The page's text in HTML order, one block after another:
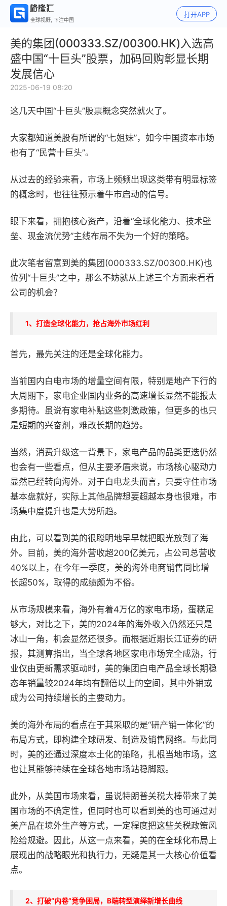
全球视野, 下注中国
打开APP
美的集团(000333.SZ/00300.HK)入选高
盛中国“十巨头”股票，加码回购彰显长期
发展信心
2025-06-19 08:20
这几天中国“十巨头”股票概念突然就火了。
大家都知道美股有所谓的“七姐妹”，如今中国资本市场
也有了“民营十巨头”。
从过去的经验来看，市场上频频出现这类带有明显标签
的概念时，也往往预示着牛市启动的信号。
眼下来看，拥抱核心资产，沿着“全球化能力、技术壁
垒、现金流优势”主线布局不失为一个好的策略。
此次笔者留意到美的集团 (000333.SZ/00300.HK)也
位列“十巨头”之中，那么不妨就从上述三个方面来看看
公司的机会？
1、打造全球化能力，抢占海外市场红利
首先，最先关注的还是全球化能力。
当前国内白电市场的增量空间有限，特别是地产下行的
大周期下，家电企业国内业务的高速增长显然不能报太
多期待。虽说有家电补贴这些刺激政策，但更多的也只
是短期的兴奋剂，难改长期的趋势。
当然，消费升级这一背景下，家电产品的品类更迭仍然
也会有一些看点，但从主要矛盾来说，市场核心驱动力
显然已经转向海外。对于白电龙头而言，只要守住市场
基本盘就好，实际上其他品牌想要超越本身也很难，市
场集中度提升也是大势所趋。
由此，可以看到美的很聪明地早早就把眼光放到了海
外。目前，美的海外营收超200亿美元，占公司总营收
40%以上，在今年一季度，美的海外电商销售同比增
长超50%，取得的成绩颇为不俗。
从市场规模来看，海外有着4万亿的家电市场，蛋糕足
够大，对比之下，美的2024年的海外收入仍然还只是
冰山一角，机会显然还很多。而根据近期长江证券的研
报，其测算指出，当全球各地区家电市场完全成熟，行
业仅由更新需求驱动时，美的集团白电产品全球长期稳
态年销量较2024年均有翻倍以上的空间，其中外销或
成为公司持续增长的主要动力。
美的海外布局的看点在于其采取的是“研产销一体化”的
布局方式，即构建全球研发、制造及销售网络。与此同
时，美的还通过深度本土化的策略，扎根当地市场，这
也让其能够持续在全球各地市场站稳脚跟。
此外，从美国市场来看，虽说特朗普关税大棒带来了美
国市场的不确定性，但同时也可以看到美的也可通过对
美产品在境外生产等方式，一定程度把这些关税政策风
险给规避。因此，从这一点来看，美的在全球化布局上
展现出的战略眼光和执行力，无疑是其一大核心价值看
点。
2、打破“内卷”竞争困局，B端转型演绎新增长曲线